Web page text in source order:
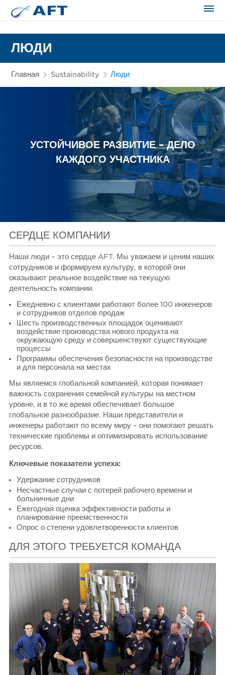
ЛЮДИ
Главная Sustainability Люди
УСТОЙЧИВОЕ РАЗВИТИЕ – ДЕЛО
КАЖДОГО УЧАСТНИКА
СЕРДЦЕ КОМПАНИИ
Наши люди – это сердце AFT. Мы уважаем и ценим наших
сотрудников и формируем культуру, в которой они
оказывают реальное воздействие на текущую
деятельность компании.
Ежедневно с клиентами работают более 100 инженеров
и сотрудников отделов продаж
Шесть производственных площадок оценивают
воздействие производства нового продукта на
окружающую среду и совершенствуют существующие
процессы
Программы обеспечения безопасности на производстве
и для персонала на местах
Мы являемся глобальной компанией, которая понимает
важность сохранения семейной культуры на местном
уровне, и в то же время обеспечивает большое
глобальное разнообразие. Наши представители и
инженеры работают по всему миру – они помогают решать
технические проблемы и оптимизировать использование
ресурсов.
Ключевые показатели успеха:
Удержание сотрудников
Несчастные случаи с потерей рабочего времени и
больничные дни
Ежегодная оценка эффективности работы и
планирование преемственности
Опрос о степени удовлетворенности клиентов
ДЛЯ ЭТОГО ТРЕБУЕТСЯ КОМАНДА